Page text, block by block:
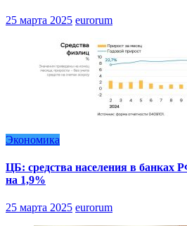
25 марта 2025 eurorum
Экономика
ЦБ: средства населения в банках
на 1,9%
25 марта 2025 eurorum